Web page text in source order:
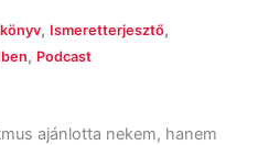
, Ismeretterjesztő,
, Podcast
ajánlotta nekem, hanem